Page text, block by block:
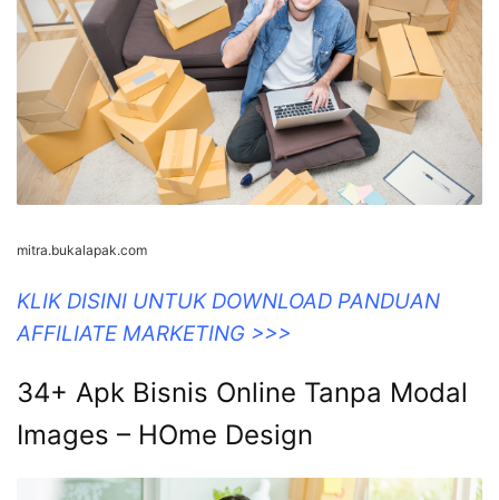
mitra.bukalapak.com
KLIK DISINI UNTUK DOWNLOAD PANDUAN
AFFILIATE MARKETING >>>
34+ Apk Bisnis Online Tanpa Modal
Images – HOme Design